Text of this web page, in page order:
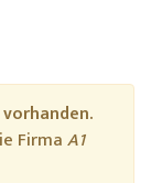
FirmaA1